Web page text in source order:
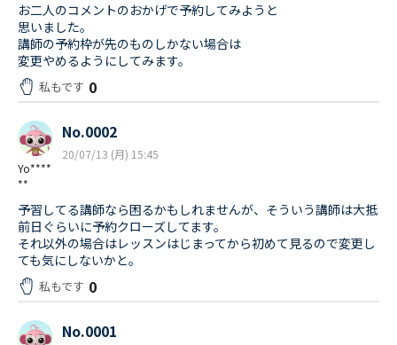
お二人のコメントのおかげで予約してみようと
思いました。
講師の予約枠が先のものしかない場合は
変更やめるようにしてみます。
私もです 0
Yo****
**
No.0002
20/07/13 (月) 15:45
予習してる講師なら困るかもしれませんが、そういう講師は大抵
前日ぐらいに予約クローズしてます。
それ以外の場合はレッスンはじまってから初めて見るので変更し
ても気にしないかと。
私もです 0
No.0001